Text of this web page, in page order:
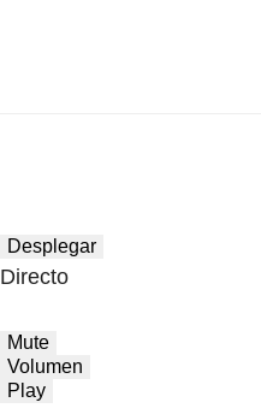
Desplegar
Directo
Mute
Volumen
Play